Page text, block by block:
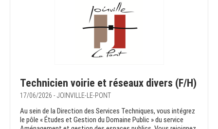
Technicien voirie et réseaux divers (F/H)
17/06/2026 - JOINVILLE-LE-PONT
Au sein de la Direction des Services Techniques, vous intégrez
le pôle « Études et Gestion du Domaine Public » du service